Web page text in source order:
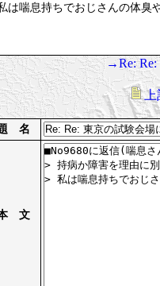
は喘息持ちでおじさんの体臭
→Re:
上
名
文